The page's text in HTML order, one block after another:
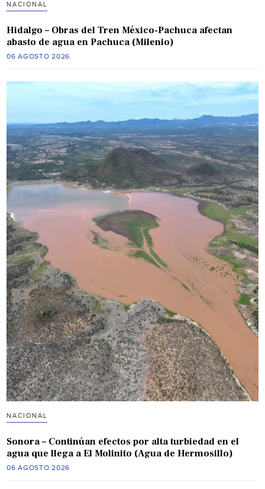
NACIONAL
Hidalgo – Obras del Tren México-Pachuca afectan
abasto de agua en Pachuca (Milenio)
06 AGOSTO 2026
NACIONAL
Sonora – Continúan efectos por alta turbiedad en el
agua que llega a El Molinito (Agua de Hermosillo)
06 AGOSTO 2026